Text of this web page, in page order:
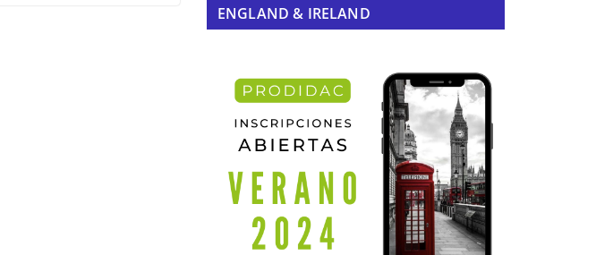
ENGLAND & IRELAND